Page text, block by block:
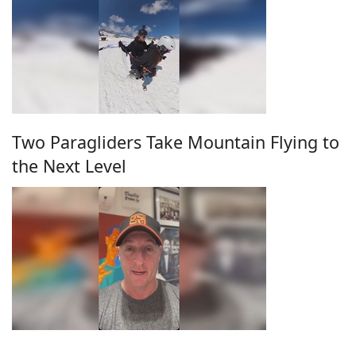
Two Paragliders Take Mountain Flying to
the Next Level